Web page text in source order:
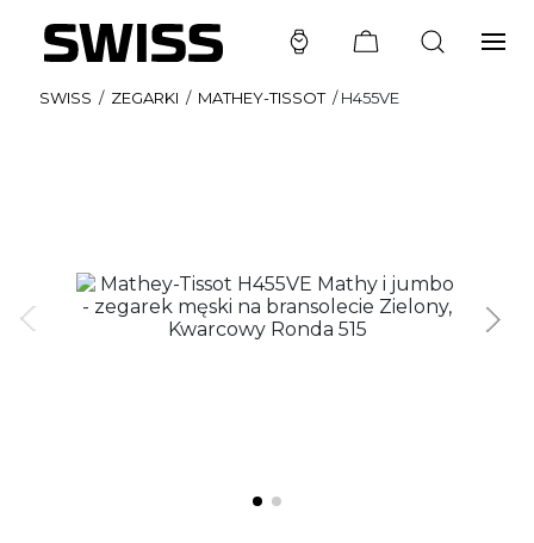
SWISS / ZEGARKI / MATHEY-TISSOT /H455VE